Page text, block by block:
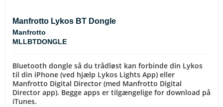
Manfrotto Lykos BT Dongle
Manfrotto
MLLBTDONGLE
Bluetooth dongle så du trådløst kan forbinde din Lykos
til din iPhone (ved hjælp Lykos Lights App) eller
Manfrotto Digital Director (med Manfrotto Digital
Director app). Begge apps er tilgængelige for download på
iTunes.